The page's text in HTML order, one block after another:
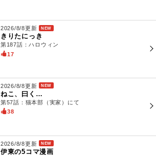
2026/8/8更新 NEW
きりたにっき
第187話：ハロウィン
17
2026/8/8更新 NEW
ねこ、曰く…
第57話：猫本部（実家）にて
38
2026/8/8更新 NEW
伊東の5コマ漫画